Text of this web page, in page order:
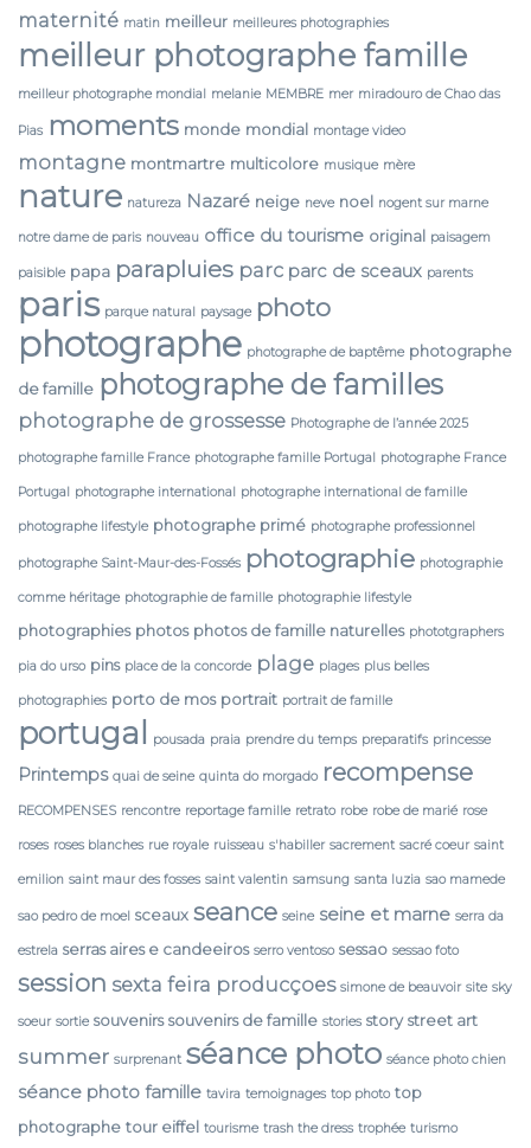
maternité matin meilleur meilleures photographies
meilleur photographe famille
meilleur photographe mondial melanie MEMBRE mer miradouro de Chao das
Pias moments monde mondial montage video
montagne montmartre multicolore musique mère
nature natureza Nazaré neige neve noel nogent sur marne
notre dame de paris nouveau office du tourisme original paisagem
paisible papa parapluies parc parc de sceaux parents
paris parque natural paysage photo
photographe photographe de baptême photographe
de famille photographe de familles
photographe de grossesse Photographe de l’année 2025
photographe famille France photographe famille Portugal photographe France
Portugal photographe international photographe international de famille
photographe lifestyle photographe primé photographe professionnel
photographe Saint-Maur-des-Fossés photographie photographie
comme héritage photographie de famille photographie lifestyle
photographies photos photos de famille naturelles phototgraphers
pia do urso pins place de la concorde plage plages plus belles
photographies porto de mos portrait portrait de famille
portugal pousada praia prendre du temps preparatifs princesse
Printemps quai de seine quinta do morgado recompense
RECOMPENSES rencontre reportage famille retrato robe robe de marié rose
roses roses blanches rue royale ruisseau s'habiller sacrement sacré coeur saint
emilion saint maur des fosses saint valentin samsung santa luzia sao mamede
sao pedro de moel sceaux seance seine seine et marne serra da
estrela serras aires e candeeiros serro ventoso sessao sessao foto
session sexta feira producçoes simone de beauvoir site sky
soeur sortie souvenirs souvenirs de famille stories story street art
summer surprenant séance photo séance photo chien
séance photo famille tavira temoignages top photo top
photographe tour eiffel tourisme trash the dress trophée turismo